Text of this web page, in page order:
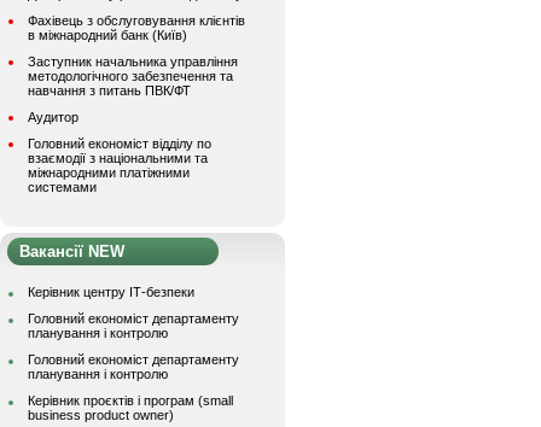
Фахівець з обслуговування клієнтів
в міжнародний банк (Київ)
Заступник начальника управління
методологічного забезпечення та
навчання з питань ПВК/ФТ
Аудитор
Головний економіст відділу по
взаємодії з національними та
міжнародними платіжними
системами
Вакансії NEW
Керівник центру ІТ-безпеки
Головний економіст департаменту
планування і контролю
Головний економіст департаменту
планування і контролю
Керівник проєктів і програм (small
business product owner)